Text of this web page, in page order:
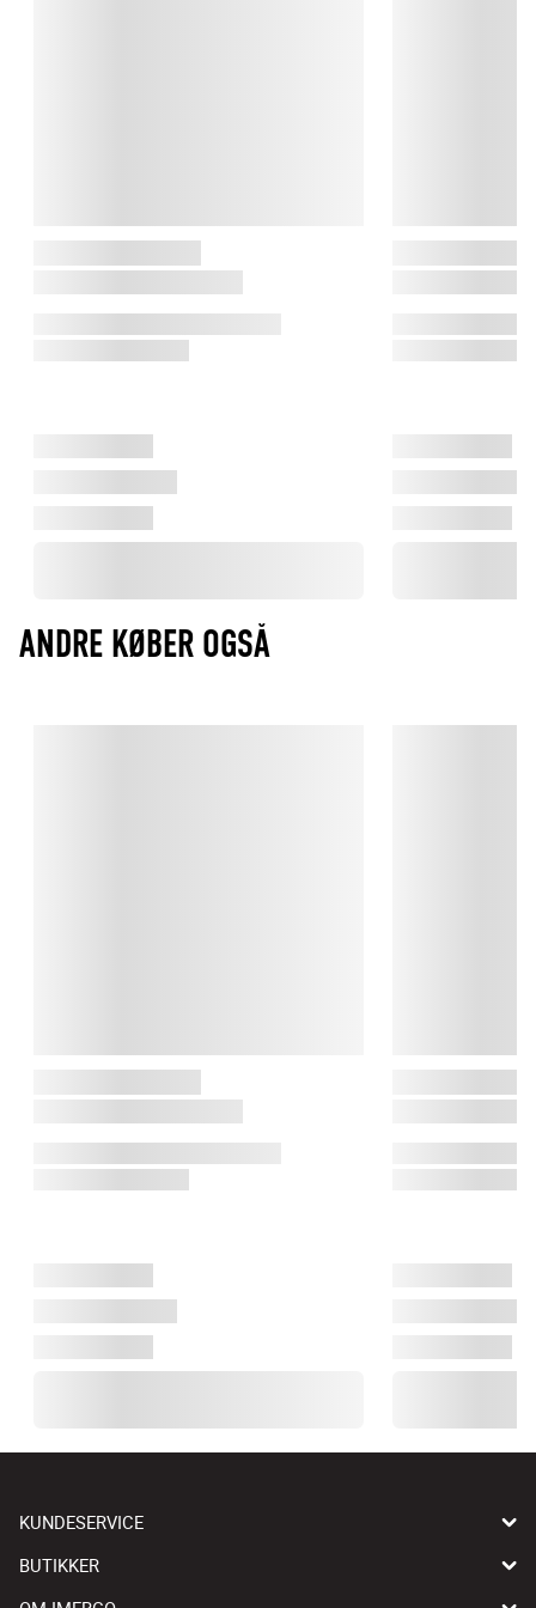
ANDRE KØBER OGSÅ
KUNDESERVICE
BUTIKKER